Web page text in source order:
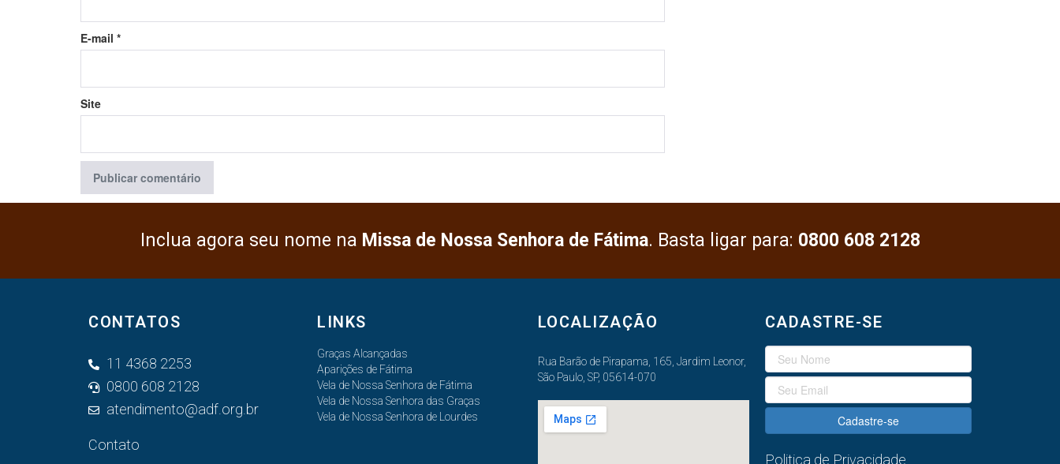
E-mail *
Site
Inclua agora seu nome na Missa de Nossa Senhora de Fátima. Basta ligar para: 0800 608 2128
CONTATOS
11 4368 2253
0800 608 2128
atendimento@adf.org.br
Contato
LINKS
Graças Alcançadas
Aparições de Fátima
Vela de Nossa Senhora de Fátima
Vela de Nossa Senhora das Graças
Vela de Nossa Senhora de Lourdes
LOCALIZAÇÃO
Rua Barão de Pirapama, 165, Jardim Leonor,
São Paulo, SP, 05614-070
CADASTRE-SE
Cadastre-se
Politica de Privacidade